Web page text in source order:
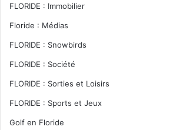
FLORIDE : Immobilier
Floride : Médias
FLORIDE : Snowbirds
FLORIDE : Société
FLORIDE : Sorties et Loisirs
FLORIDE : Sports et Jeux
Golf en Floride